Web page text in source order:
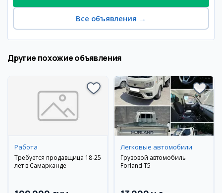
Все объявления →
Другие похожие объявления
Работа
Требуется продавщица 18-25
лет в Самарканде
Легковые автомобили
Грузовой автомобиль
Forland T5